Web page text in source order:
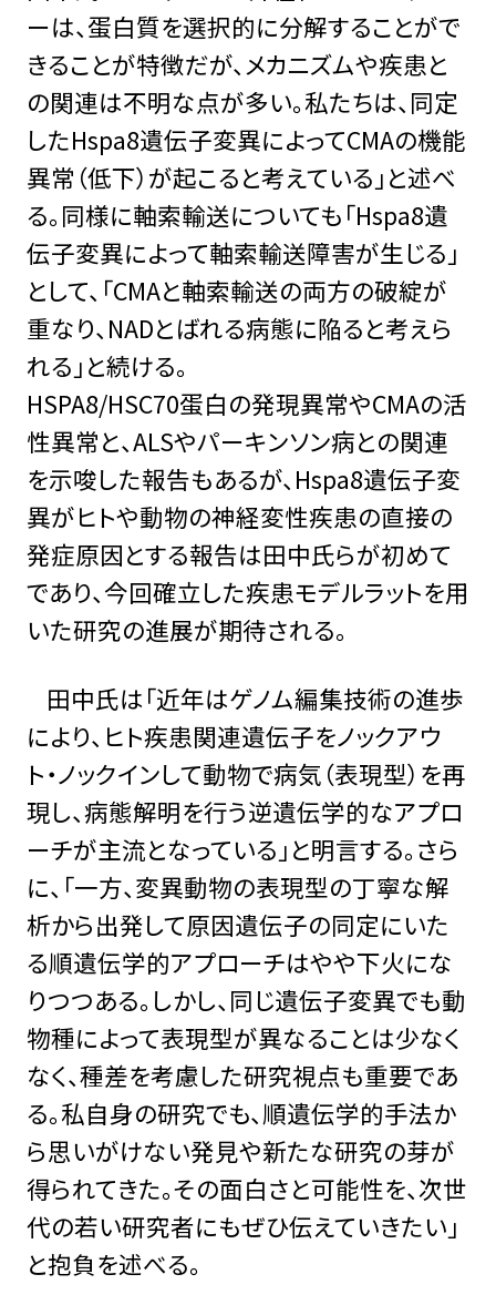
ーは、蛋白質を選択的に分解することがで
きることが特徴だが、メカニズムや疾患と
の関連は不明な点が多い。私たちは、同定
したHspa8遺伝子変異によってCMAの機能
異常（低下）が起こると考えている」と述べ
る。同様に軸索輸送についても「Hspa8遺
伝子変異によって軸索輸送障害が生じる」
として、「CMAと軸索輸送の両方の破綻が
重なり、NADとばれる病態に陥ると考えら
れる」と続ける。
HSPA8/HSC70蛋白の発現異常やCMAの活
性異常と、ALSやパーキンソン病との関連
を示唆した報告もあるが、Hspa8遺伝子変
異がヒトや動物の神経変性疾患の直接の
発症原因とする報告は田中氏らが初めて
であり、今回確立した疾患モデルラットを用
いた研究の進展が期待される。
田中氏は「近年はゲノム編集技術の進歩
により、ヒト疾患関連遺伝子をノックアウ
ト・ノックインして動物で病気（表現型）を再
現し、病態解明を行う逆遺伝学的なアプロ
ーチが主流となっている」と明言する。さら
に、「一方、変異動物の表現型の丁寧な解
析から出発して原因遺伝子の同定にいた
る順遺伝学的アプローチはやや下火にな
りつつある。しかし、同じ遺伝子変異でも動
物種によって表現型が異なることは少なく
なく、種差を考慮した研究視点も重要であ
る。私自身の研究でも、順遺伝学的手法か
ら思いがけない発見や新たな研究の芽が
得られてきた。その面白さと可能性を、次世
代の若い研究者にもぜひ伝えていきたい」
と抱負を述べる。